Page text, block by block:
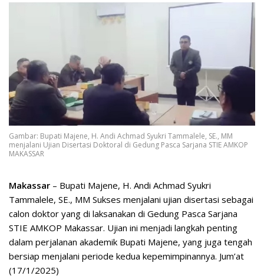
Gambar: Bupati Majene, H. Andi Achmad Syukri Tammalele, SE., MM
menjalani Ujian Disertasi Doktoral di Gedung Pasca Sarjana STIE AMKOP
MAKASSAR
Makassar – Bupati Majene, H. Andi Achmad Syukri
Tammalele, SE., MM Sukses menjalani ujian disertasi sebagai
calon doktor yang di laksanakan di Gedung Pasca Sarjana
STIE AMKOP Makassar. Ujian ini menjadi langkah penting
dalam perjalanan akademik Bupati Majene, yang juga tengah
bersiap menjalani periode kedua kepemimpinannya. Jum’at
(17/1/2025)